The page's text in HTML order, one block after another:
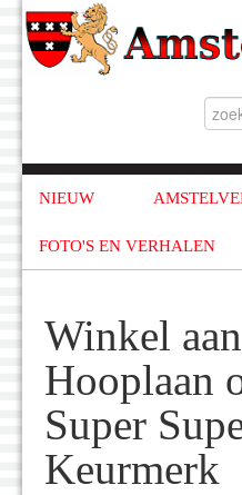
NIEUW
FOTO'S EN VERHALEN
Winkel
Hooplaan
Super
Keurmerk